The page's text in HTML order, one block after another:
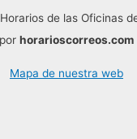
de las Oficinas
por horarioscorreos.com
Mapa de nuestra web